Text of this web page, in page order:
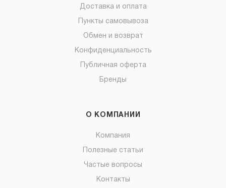
Доставка и оплата
Пункты самовывоза
Обмен и возврат
Конфиденциальность
Публичная оферта
Бренды
О КОМПАНИИ
Компания
Полезные статьи
Частые вопросы
Контакты